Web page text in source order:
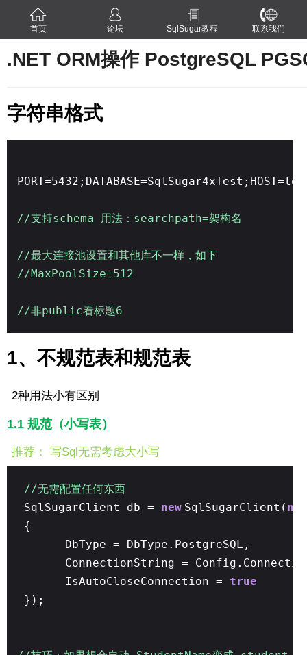
首页 论坛 SqlSugar教程 联系我们
.NET ORM操作 PostgreSQL
字符串格式
//支持schema 用法：searchpath=架构名
//最大连接池设置和其他库不一样，如下
//MaxPoolSize=512
//非public看标题6
1、不规范表和规范表
2种用法小有区别
1.1 规范（小写表）
推荐： 写Sql无需考虑大小写
//无需配置任何东西
SqlSugarClient db = new SqlSugarClient( new
{
DbType = DbType.PostgreSQL,
ConnectionString =
IsAutoCloseConnection = true
});